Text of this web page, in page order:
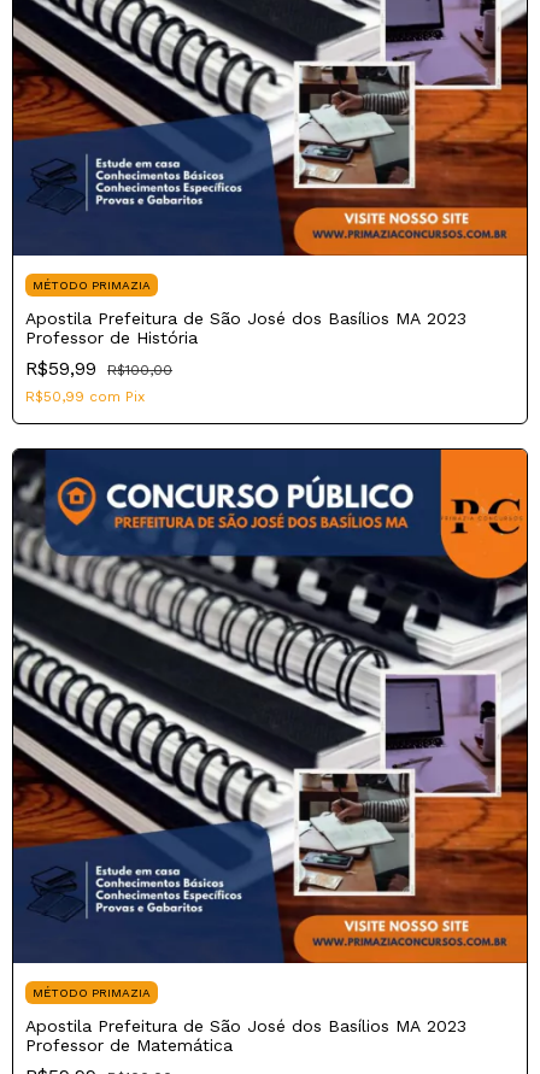
MÉTODO PRIMAZIA
Apostila Prefeitura de São José dos Basílios MA 2023
Professor de História
R$59,99
R$100,00
R$50,99 com Pix
MÉTODO PRIMAZIA
Apostila Prefeitura de São José dos Basílios MA 2023
Professor de Matemática